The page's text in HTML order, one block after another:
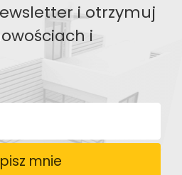
i otrzymuj
i
mnie